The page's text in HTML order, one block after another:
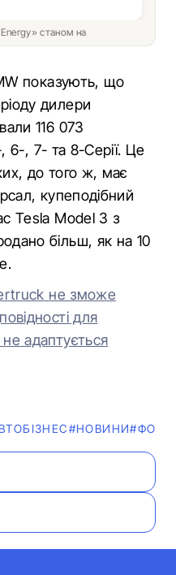
станом на
показують, що
дилери
116 073
6-, 7- та 8-Серії. Це
до того ж, має
купеподібний
Tesla Model 3 з
більш, як на 10
не зможе
для
адаптується
#НОВИНИ#ФОТО